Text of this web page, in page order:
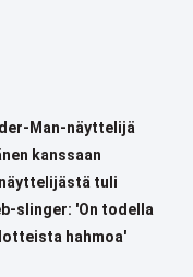
Man-näyttelijä
kanssaan
tuli
slinger: 'On todella
hahmoa'